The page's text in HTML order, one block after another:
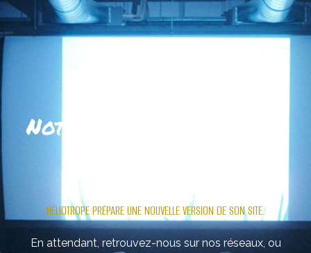
Notre site se refait une
HÉLIOTROPE PRÉPARE UNE NOUVELLE VERSION DE SON SITE.
En attendant, retrouvez-nous sur nos réseaux, ou